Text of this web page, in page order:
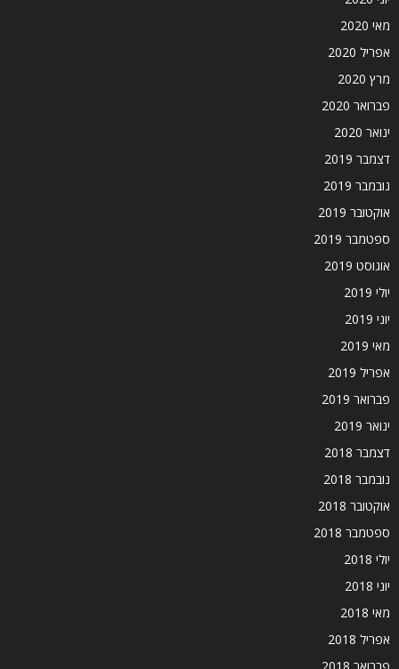
מאי 2020
אפריל 2020
מרץ 2020
פברואר 2020
ינואר 2020
דצמבר 2019
נובמבר 2019
אוקטובר 2019
ספטמבר 2019
אוגוסט 2019
יולי 2019
יוני 2019
מאי 2019
אפריל 2019
פברואר 2019
ינואר 2019
דצמבר 2018
נובמבר 2018
אוקטובר 2018
ספטמבר 2018
יולי 2018
יוני 2018
מאי 2018
אפריל 2018